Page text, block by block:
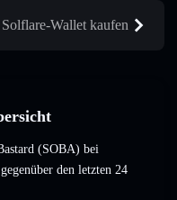
Wallet kaufen
(SOBA) bei
gegenüber den letzten 24